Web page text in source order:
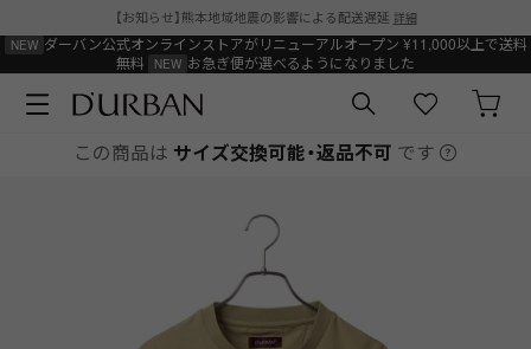
【お知らせ】熊本地域地震の影響による配送遅延 詳細
ダーバン公式オンラインストアがリニューアルオープン ¥11,000以上で送料
無料
お急ぎ便が選べるようになりました
この商品は サイズ交換可能・返品不可 です